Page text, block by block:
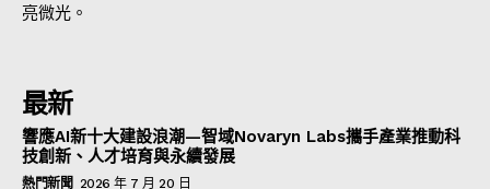
亮微光。
最新
響應AI新十大建設浪潮—智域Novaryn Labs攜手產業推動科
技創新、人才培育與永續發展
熱門新聞 2026 年 7 月 20 日